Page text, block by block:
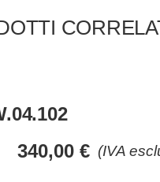
(IVA
340,00 €